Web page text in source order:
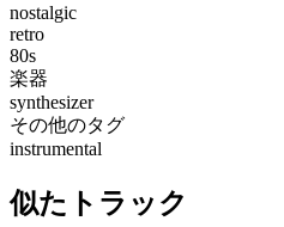
nostalgic
retro
80s
楽器
synthesizer
その他のタグ
instrumental
似たトラック